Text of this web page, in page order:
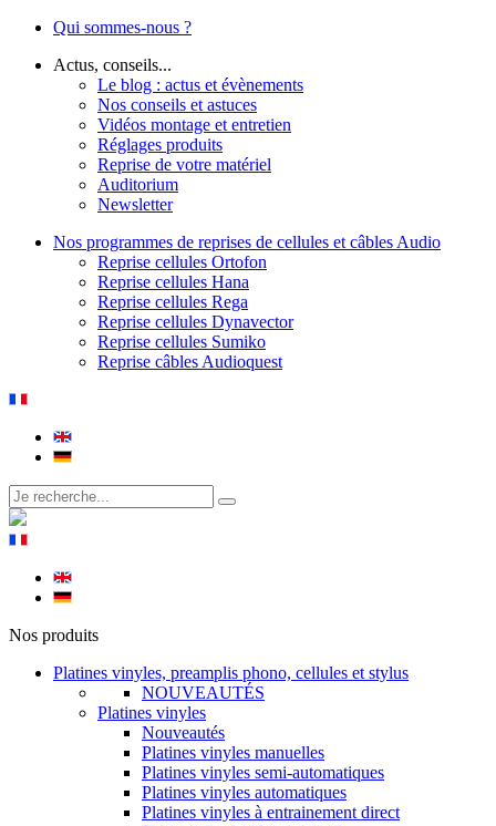
Qui sommes-nous ?
Actus, conseils...
Le blog : actus et évènements
Nos conseils et astuces
Vidéos montage et entretien
Réglages produits
Reprise de votre matériel
Auditorium
Newsletter
Nos programmes de reprises de cellules et câbles Audio
Reprise cellules Ortofon
Reprise cellules Hana
Reprise cellules Rega
Reprise cellules Dynavector
Reprise cellules Sumiko
Reprise câbles Audioquest
Nos produits
Platines vinyles, preamplis phono, cellules et stylus
NOUVEAUTÉS
Platines vinyles
Nouveautés
Platines vinyles manuelles
Platines vinyles semi-automatiques
Platines vinyles automatiques
Platines vinyles à entrainement direct